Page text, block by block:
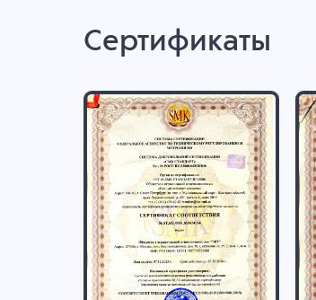
Сертификаты